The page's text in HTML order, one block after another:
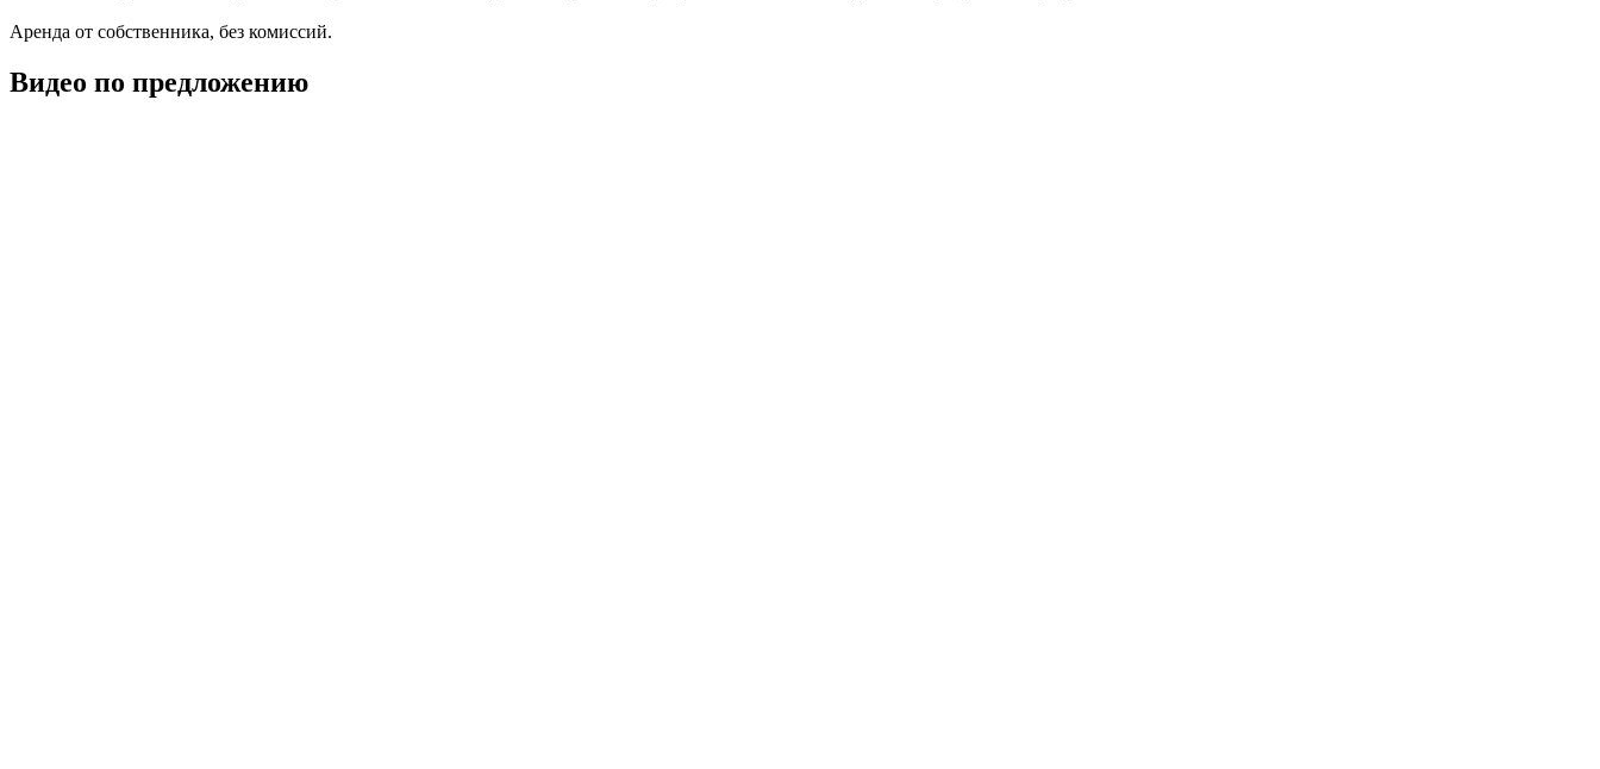
Аренда от собственника, без комиссий.
Видео по предложению